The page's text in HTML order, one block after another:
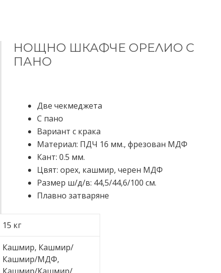
НОЩНО ШКАФЧЕ ОРЕЛИО С
ПАНО
Две чекмеджета
С пано
Вариант с крака
Mатериал: ПДЧ 16 мм., фрезован МДФ
Кант: 0.5 мм.
Цвят: орех, кашмир, черен МДФ
Размер ш/д/в: 44,5/44,6/100 см.
Плавно затваряне
15 кг
Кашмир, Кашмир/
Кашмир/МДФ,